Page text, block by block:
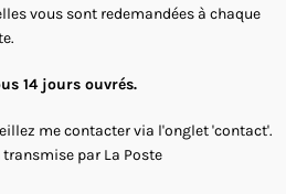
vous sont redemandées à chaque
14 jours ouvrés.
me contacter via l'onglet 'contact'.
par La Poste